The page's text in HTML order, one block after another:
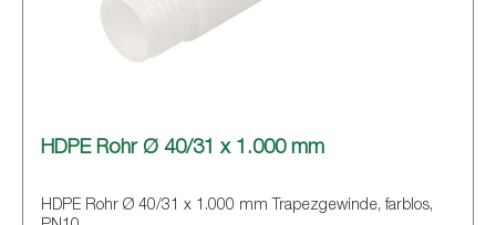
HDPE Rohr Ø 40/31 x 1.000 mm
HDPE Rohr Ø 40/31 x 1.000 mm Trapezgewinde, farblos,